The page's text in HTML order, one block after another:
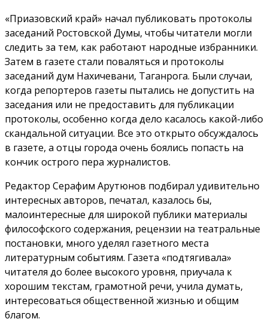
«Приазовский край» начал публиковать протоколы
заседаний Ростовской Думы, чтобы читатели могли
следить за тем, как работают народные избранники.
Затем в газете стали поваляться и протоколы
заседаний дум Нахичевани, Таганрога. Были случаи,
когда репортеров газеты пытались не допустить на
заседания или не предоставить для публикации
протоколы, особенно когда дело касалось какой-либо
скандальной ситуации. Все это открыто обсуждалось
в газете, а отцы города очень боялись попасть на
кончик острого пера журналистов.
Редактор Серафим Арутюнов подбирал удивительно
интересных авторов, печатал, казалось бы,
малоинтересные для широкой публики материалы
философского содержания, рецензии на театральные
постановки, много уделял газетного места
литературным событиям. Газета «подтягивала»
читателя до более высокого уровня, приучала к
хорошим текстам, грамотной речи, учила думать,
интересоваться общественной жизнью и общим
благом.